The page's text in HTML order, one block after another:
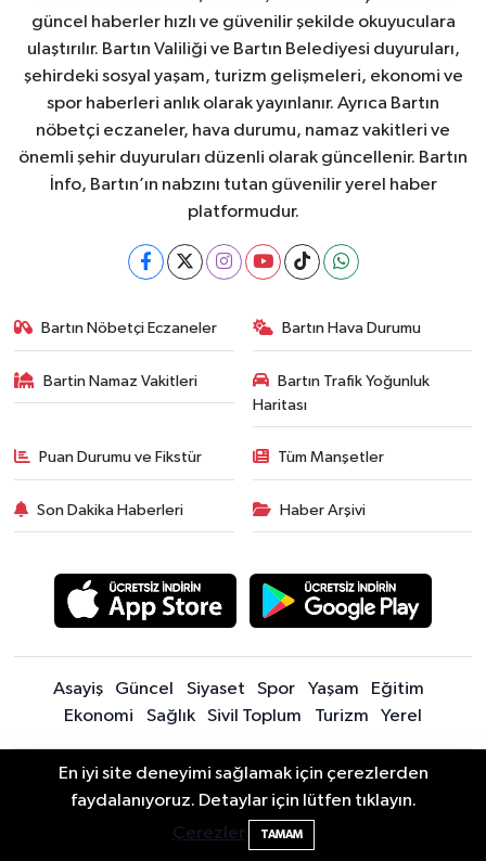
güncel haberler hızlı ve güvenilir şekilde okuyuculara
ulaştırılır. Bartın Valiliği ve Bartın Belediyesi duyuruları,
şehirdeki sosyal yaşam, turizm gelişmeleri, ekonomi ve
spor haberleri anlık olarak yayınlanır. Ayrıca Bartın
nöbetçi eczaneler, hava durumu, namaz vakitleri ve
önemli şehir duyuruları düzenli olarak güncellenir. Bartın
İnfo, Bartın’ın nabzını tutan güvenilir yerel haber
platformudur.
Bartın Nöbetçi Eczaneler Bartın Hava Durumu
Bartin Namaz Vakitleri
Bartın Trafik Yoğunluk
Haritası
Puan Durumu ve Fikstür Tüm Manşetler
Son Dakika Haberleri Haber Arşivi
Asayiş Güncel Siyaset Spor Yaşam
Eğitim
Ekonomi
Sağlık Sivil Toplum Turizm Yerel
Sitede yayınlanan içerik ve yorumlardan yazarları sorumludur.
Yayınlanan yorumlardan Bartın Son Dakika Haberleri | Bartın Haber |
Bartın İnfo sorumlu tutulamaz. Sitedeki tüm harici linkler ayrı bir
sayfada açılır. Sitemizde yayınlanan haber, köşe yazıları ve
En iyi site deneyimi sağlamak için çerezlerden
faydalanıyoruz. Detaylar için lütfen tıklayın.
Çerezler
TAMAM
10:43 Bartın Sahillerinde 2 Ayda 271 Kişi
Ölümden Döndü